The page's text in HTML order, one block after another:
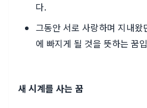
다.
그동안 서로 사랑하며 지내왔
에 빠지게 될 것을 뜻하는 꿈
새 시계를 사는 꿈